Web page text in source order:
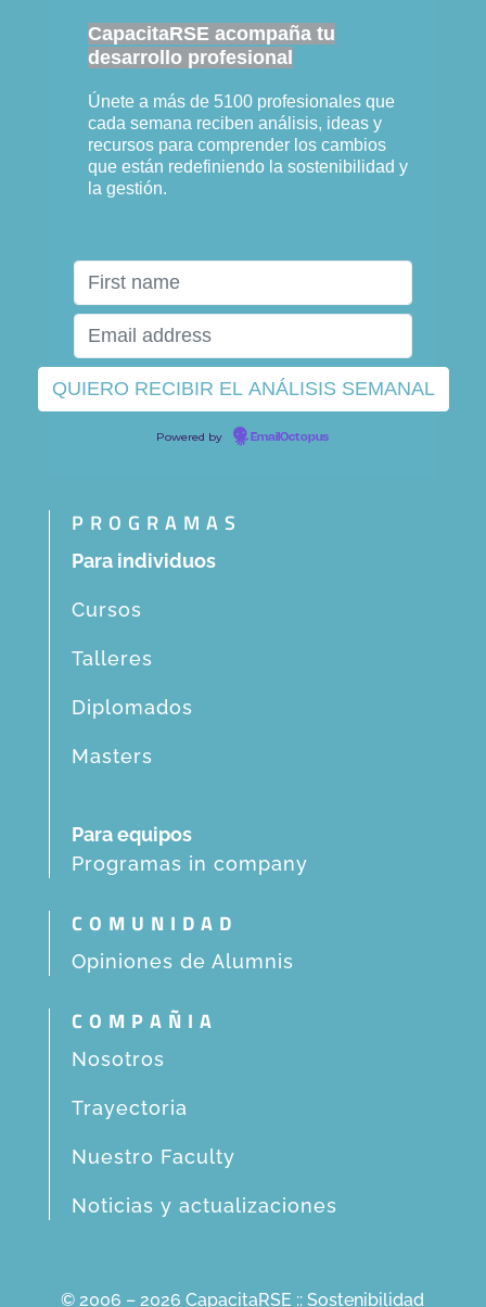
CapacitaRSE acompaña tu
desarrollo profesional
Únete a más de 5100 profesionales que
cada semana reciben análisis, ideas y
recursos para comprender los cambios
que están redefiniendo la sostenibilidad y
la gestión.
Powered by EmailOctopus
PROGRAMAS
Para individuos
Cursos
Talleres
Diplomados
Masters
Para equipos
Programas in company
COMUNIDAD
Opiniones de Alumnis
COMPAÑIA
Nosotros
Trayectoria
Nuestro Faculty
Noticias y actualizaciones
© 2006 – 2026 CapacitaRSE :: Sostenibilidad